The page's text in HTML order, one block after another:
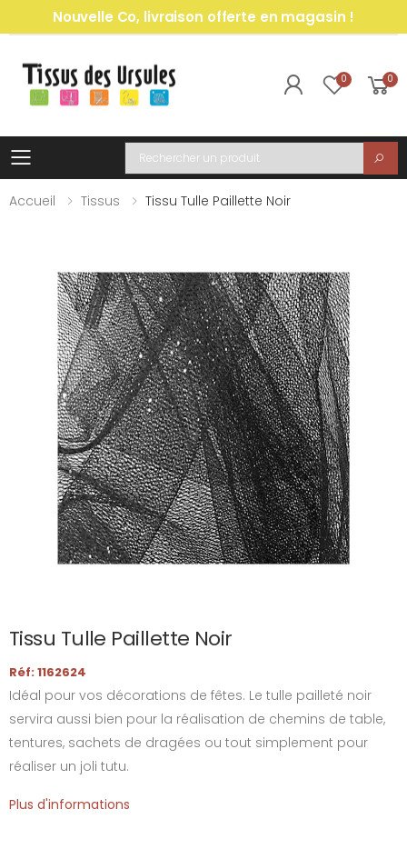
Nouvelle Co, livraison offerte en magasin !
0 0
Toggle mobile menu
Recherche
Accueil
Tissus Tissu Tulle Paillette Noir
Tissu Tulle Paillette Noir
Réf: 1162624
Idéal pour vos décorations de fêtes. Le tulle pailleté noir
servira aussi bien pour la réalisation de chemins de table,
tentures, sachets de dragées ou tout simplement pour
réaliser un joli tutu.
Plus d'informations